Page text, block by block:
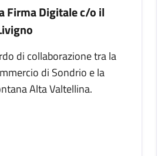
Firma Digitale c/o il
di collaborazione tra la
di Sondrio e la
Alta Valtellina.